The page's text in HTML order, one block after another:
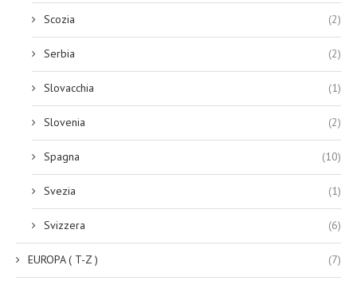
Scozia (2)
Serbia (2)
Slovacchia (1)
Slovenia (2)
Spagna (10)
Svezia (1)
Svizzera (6)
EUROPA ( T-Z ) (7)